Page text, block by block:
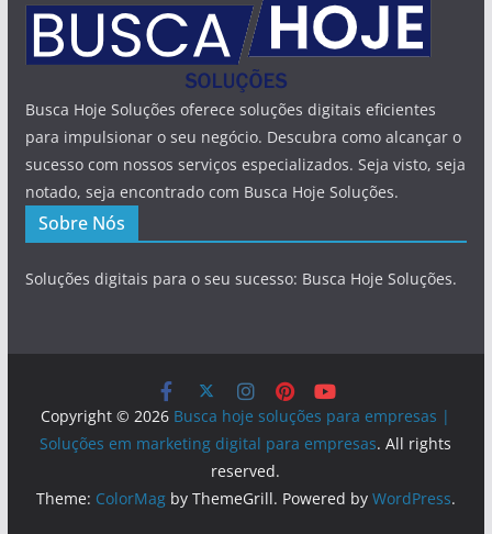
Busca Hoje Soluções oferece soluções digitais eficientes
para impulsionar o seu negócio. Descubra como alcançar o
sucesso com nossos serviços especializados. Seja visto, seja
notado, seja encontrado com Busca Hoje Soluções.
Sobre Nós
Soluções digitais para o seu sucesso: Busca Hoje Soluções.
Copyright © 2026 Busca hoje soluções para empresas |
Soluções em marketing digital para empresas. All rights
reserved.
Theme: ColorMagby ThemeGrill. Powered by WordPress.